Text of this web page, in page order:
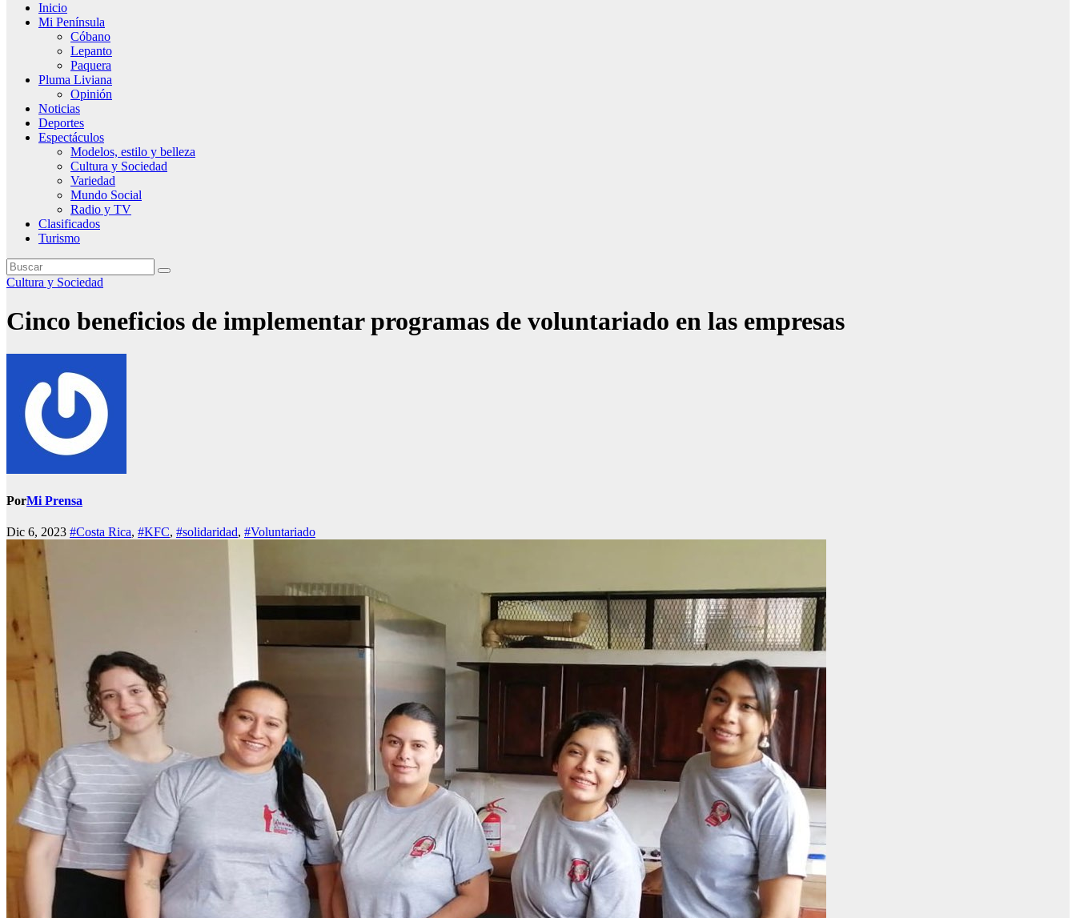
Inicio
Mi Península
Cóbano
Lepanto
Paquera
Pluma Liviana
Opinión
Noticias
Deportes
Espectáculos
Modelos, estilo y belleza
Cultura y Sociedad
Variedad
Mundo Social
Radio y TV
Clasificados
Turismo
Cultura y Sociedad
Cinco beneficios de implementar programas de voluntariado en las empresas
PorMi Prensa
Dic 6, 2023 #Costa Rica, #KFC, #solidaridad, #Voluntariado